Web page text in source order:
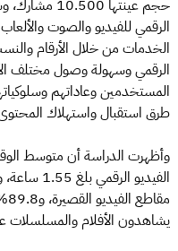
حجم عينتها
الرقمي للفيديو والصوت والألعاب
الخدمات من خلال الأرقام
الرقمي وسهولة وصول مختلف
المستخدمين وعاداتهم
طرق استقبال واستهلاك
وأظهرت الدراسة أن متوسط
يشاهدون الأفلام والمسلسلات